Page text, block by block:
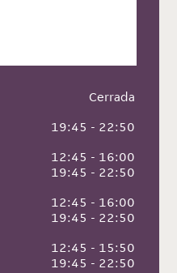
Cerrada
19:45 - 22:50
12:45 - 16:00
19:45 - 22:50
12:45 - 16:00
19:45 - 22:50
12:45 - 15:50
19:45 - 22:50